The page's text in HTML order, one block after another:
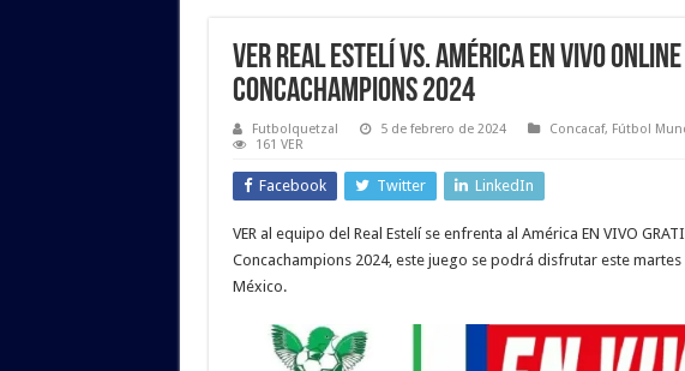
VER Real Estelí vs. América EN VIVO ONLINE
Concachampions 2024
Futbolquetzal 5 de febrero de 2024 Concacaf, Fútbol
161 VER
Facebook Twitter LinkedIn
VER al equipo del Real Estelí se enfrenta al América EN VIVO
Concachampions 2024, este juego se podrá disfrutar este
México.